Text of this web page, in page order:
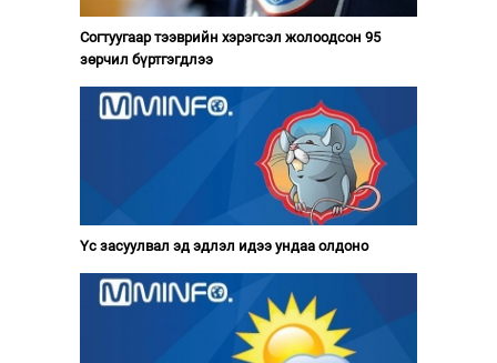
Согтуугаар тээврийн хэрэгсэл жолоодсон 95
зөрчил бүртгэгдлээ
Үс засуулвал эд эдлэл идээ ундаа олдоно